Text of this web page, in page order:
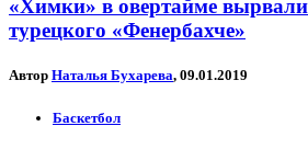
«Химки» в овертайме
турецкого «Фенербахче»
Автор Наталья Бухарева, 09.01.2019
Баскетбол